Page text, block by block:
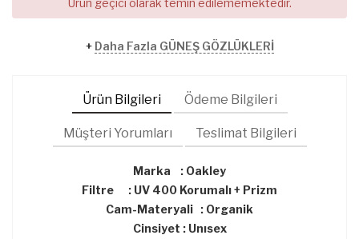
+ Daha Fazla GÜNEŞ GÖZLÜKLERİ
Ürün Bilgileri Ödeme Bilgileri
Müşteri Yorumları Teslimat Bilgileri
Marka : Oakley
Filtre : UV 400 Korumalı + Prizm
Cam-Materyali : Organik
Cinsiyet : Unısex